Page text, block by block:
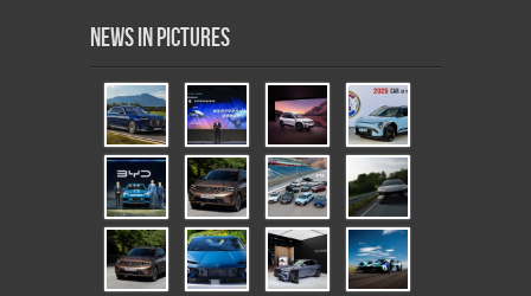
News in Pictures